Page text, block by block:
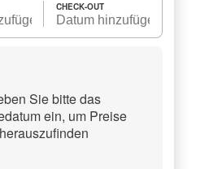
CHECK-OUT
Sie bitte das
ein, um Preise
herauszufinden